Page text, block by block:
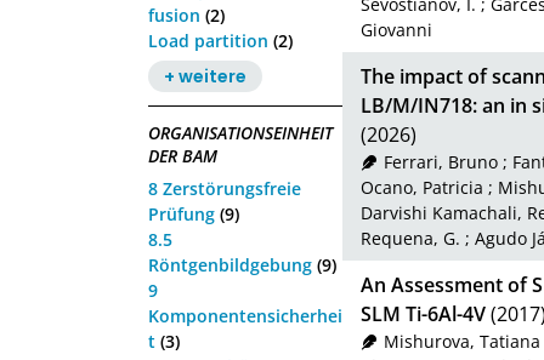
fusion (2)
Load partition (2)
+ weitere
ORGANISATIONSEINHEIT
DER BAM
8 Zerstörungsfreie
Prüfung (9)
8.5
Röntgenbildgebung (9)
9
Komponentensicherhei
t (3)
Sevostianov, I. ;
Giovanni
The impact of
LB/M/IN718: an in
(2026)
Ferrari, Bruno;
Ocano, Patricia ;
Darvishi Kamachali,
Requena, G. ; Agudo
An Assessment of
SLM Ti-6Al-4V
Mishurova, Tatiana